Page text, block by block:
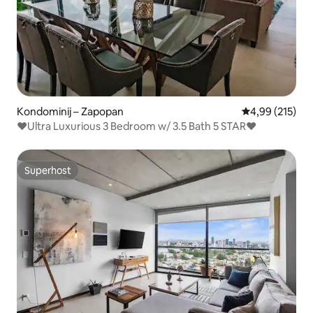
Kondominij – Zapopan Prosječna
4,99 (215)
❤️Ultra Luxurious 3 Bedroom w/ 3.5 Bath 5 STAR❤️
Superhost
Superhost